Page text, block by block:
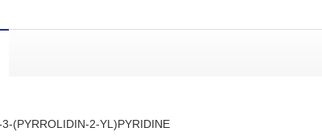
3-(PYRROLIDIN-2-YL)PYRIDINE